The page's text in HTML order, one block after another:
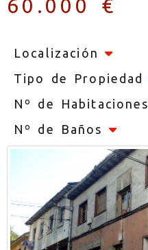
60.000 €
Localización
Tipo de Propiedad
Nº de Habitaciones
Nº de Baños